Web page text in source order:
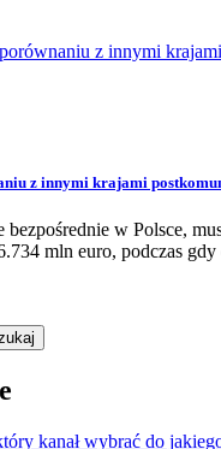
z innymi krajami
w Polsce,
mln euro, podczas
kanał wybrać do